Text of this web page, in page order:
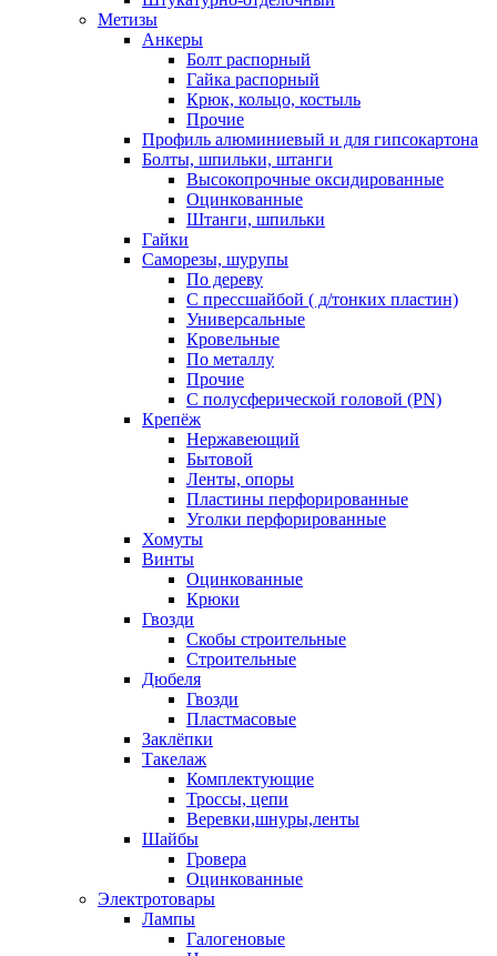
Метизы
Анкеры
Болт распорный
Гайка распорный
Крюк, кольцо, костыль
Прочие
Профиль алюминиевый и для гипсокартона
Болты, шпильки, штанги
Высокопрочные оксидированные
Оцинкованные
Штанги, шпильки
Гайки
Саморезы, шурупы
По дереву
С прессшайбой ( д/тонких пластин)
Универсальные
Кровельные
По металлу
Прочие
С полусферической головой (PN)
Крепёж
Нержавеющий
Бытовой
Ленты, опоры
Пластины перфорированные
Уголки перфорированные
Хомуты
Винты
Оцинкованные
Крюки
Гвозди
Скобы строительные
Строительные
Дюбеля
Гвозди
Пластмасовые
Заклёпки
Такелаж
Комплектующие
Троссы, цепи
Веревки,шнуры,ленты
Шайбы
Гровера
Оцинкованные
Электротовары
Лампы
Галогеновые